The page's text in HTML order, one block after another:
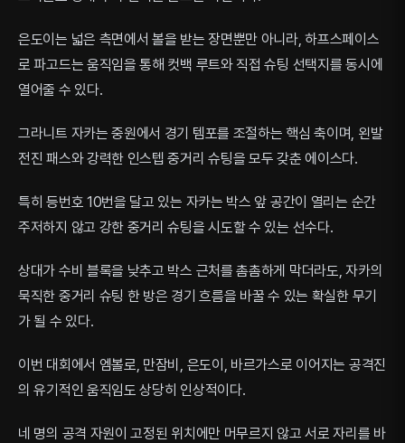
은도이는 넓은 측면에서 볼을 받는 장면뿐만 아니라, 하프스페이스
로 파고드는 움직임을 통해 컷백 루트와 직접 슈팅 선택지를 동시에
열어줄 수 있다.
그라니트 자카는 중원에서 경기 템포를 조절하는 핵심 축이며, 왼발
전진 패스와 강력한 인스텝 중거리 슈팅을 모두 갖춘 에이스다.
특히 등번호 10번을 달고 있는 자카는 박스 앞 공간이 열리는 순간
주저하지 않고 강한 중거리 슈팅을 시도할 수 있는 선수다.
상대가 수비 블록을 낮추고 박스 근처를 촘촘하게 막더라도, 자카의
묵직한 중거리 슈팅 한 방은 경기 흐름을 바꿀 수 있는 확실한 무기
가 될 수 있다.
이번 대회에서 엠볼로, 만잠비, 은도이, 바르가스로 이어지는 공격진
의 유기적인 움직임도 상당히 인상적이다.
네 명의 공격 자원이 고정된 위치에만 머무르지 않고 서로 자리를 바